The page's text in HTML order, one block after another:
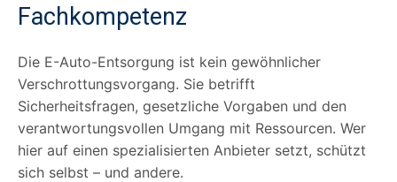
Fachkompetenz
Die E-Auto-Entsorgung ist kein gewöhnlicher
Verschrottungsvorgang. Sie betrifft
Sicherheitsfragen, gesetzliche Vorgaben und den
verantwortungsvollen Umgang mit Ressourcen. Wer
hier auf einen spezialisierten Anbieter setzt, schützt
sich selbst – und andere.